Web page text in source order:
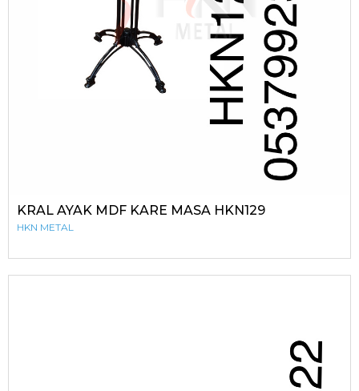
KRAL AYAK MDF KARE MASA HKN129
HKN METAL